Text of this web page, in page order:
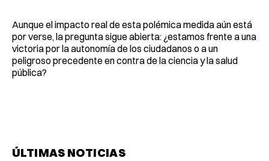
Aunque el impacto real de esta polémica medida aún está
por verse, la pregunta sigue abierta: ¿estamos frente a una
victoria por la autonomía de los ciudadanos o a un
peligroso precedente en contra de la ciencia y la salud
pública?
ÚLTIMAS NOTICIAS